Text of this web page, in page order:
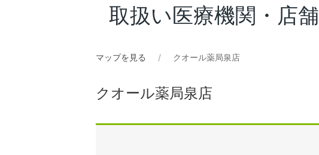
取扱い医療機関・店舗
マップを見る クオール薬局泉店
クオール薬局泉店